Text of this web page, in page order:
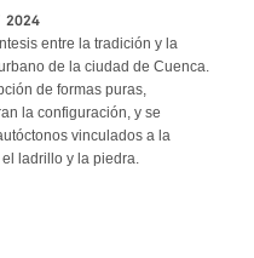
2024
entre la tradición y la
de la ciudad de Cuenca.
de formas puras,
la configuración, y se
vinculados a la
ladrillo y la piedra.